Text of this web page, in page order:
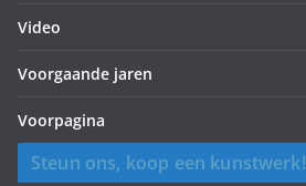
Video
Voorgaande jaren
Voorpagina
Steun ons, koop een kunstwerk!